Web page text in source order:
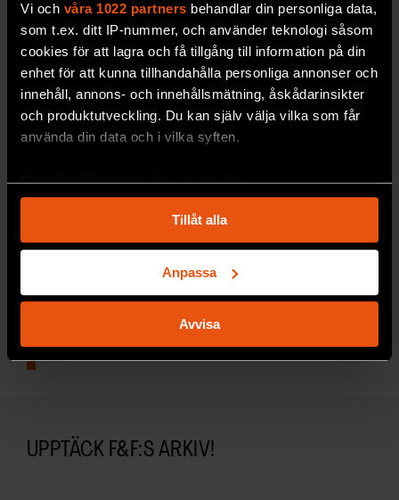
Vi och våra 1022 partners behandlar din personliga data,
som t.ex. ditt IP-nummer, och använder teknologi såsom
cookies för att lagra och få tillgång till information på din
enhet för att kunna tillhandahålla personliga annonser och
innehåll, annons- och innehållsmätning, åskådarinsikter
och produktutveckling. Du kan själv välja vilka som får
använda din data och i vilka syften.
Med din tillåtelse skulle vi även vilja:
som kan ha en noggrannhet på upp till flera meter
Identifiera din enhet genom att aktivt skanna den
för specifika kännetecken (fingeravtryck)
Ta reda på mer om hur dina personliga uppgifter
helst från cookie-förklaringen.
för sociala medier och analysera vår trafik. Vi
Tillåt alla
Anpassa
Avvisa
Enzym i cellerna försvagar
corona
arvsmassa så att spridningen i kroppen begränsas.
UPPTÄCK F&F:S ARKIV!